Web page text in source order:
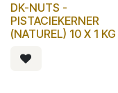
DK-NUTS -
PISTACIEKERNER
(NATUREL) 10 X 1 KG